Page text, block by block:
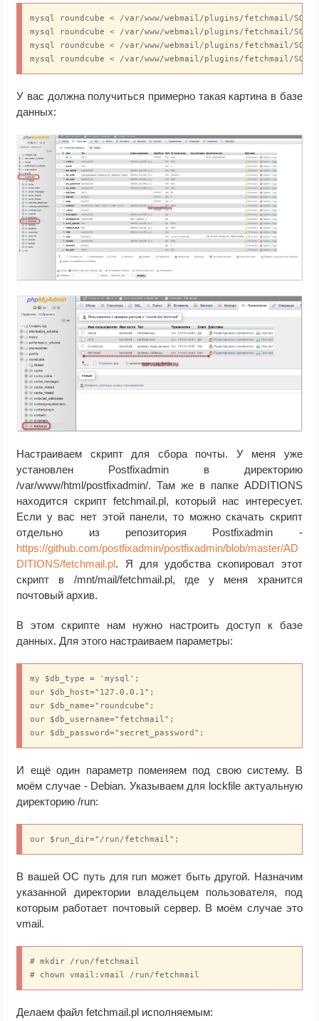
mysql roundcube < /var/www/webmail/plugins/fetchmail/
mysql roundcube < /var/www/webmail/plugins/fetchmail/SQL/
mysql roundcube < /var/www/webmail/plugins/fetchmail/SQL/
mysql roundcube < /var/www/webmail/plugins/fetchmail/SQL/
У вас должна получиться примерно такая картина в базе
данных:
Настраиваем скрипт для сбора почты. У меня уже
установлен Postfixadmin в директорию
/var/www/html/postfixadmin/. Там же в папке ADDITIONS
находится скрипт fetchmail.pl, который нас интересует.
Если у вас нет этой панели, то можно скачать скрипт
отдельно из репозитория Postfixadmin -
https://github.com/postfixadmin/postfixadmin/blob/master/AD
DITIONS/fetchmail.pl. Я для удобства скопировал этот
скрипт в /mnt/mail/fetchmail.pl, где у меня хранится
почтовый архив.
В этом скрипте нам нужно настроить доступ к базе
данных. Для этого настраиваем параметры:
my $db_type = 'mysql';
our $db_host="127.0.0.1";
our $db_name="roundcube";
our $db_username="fetchmail";
our $db_password="secret_password";
И ещё один параметр поменяем под свою систему. В
моём случае - Debian. Указываем для lockfile актуальную
директорию /run:
our $run_dir="/run/fetchmail";
В вашей ОС путь для run может быть другой. Назначим
указанной директории владельцем пользователя, под
которым работает почтовый сервер. В моём случае это
vmail.
# mkdir /run/fetchmail
# chown vmail:vmail /run/fetchmail
Делаем файл fetchmail.pl исполняемым: